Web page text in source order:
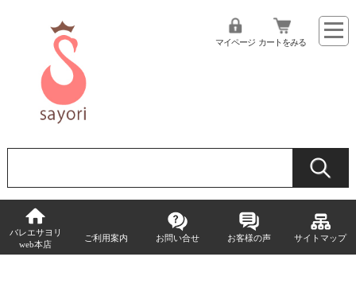
マイページ カートをみる
バレエサヨリ
web本店
ご利用案内 お問い合せ お客様の声 サイトマップ